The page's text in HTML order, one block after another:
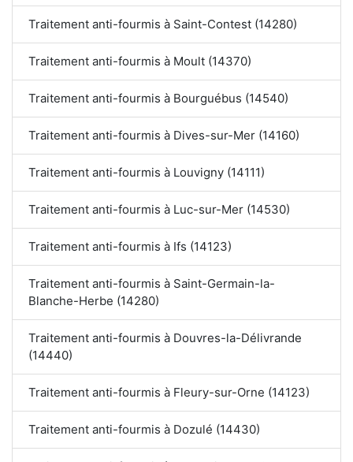
Traitement anti-fourmis à Saint-Contest (14280)
Traitement anti-fourmis à Moult (14370)
Traitement anti-fourmis à Bourguébus (14540)
Traitement anti-fourmis à Dives-sur-Mer (14160)
Traitement anti-fourmis à Louvigny (14111)
Traitement anti-fourmis à Luc-sur-Mer (14530)
Traitement anti-fourmis à Ifs (14123)
Traitement anti-fourmis à Saint-Germain-la-
Blanche-Herbe (14280)
Traitement anti-fourmis à Douvres-la-Délivrande
(14440)
Traitement anti-fourmis à Fleury-sur-Orne (14123)
Traitement anti-fourmis à Dozulé (14430)